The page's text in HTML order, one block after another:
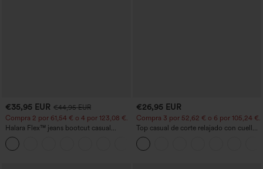
€35,95 EUR €44,95 EUR
Compra 2 por 61,54 € o 4 por 123,08 €.
Halara Flex™ jeans bootcut casual
lavados, de talle alto y con bolsillos
€26,95 EUR
Compra 3 por 52,62 € o 6 por 105,24 €.
Top casual de corte relajado con cuello
redondo y mangas murciélago.